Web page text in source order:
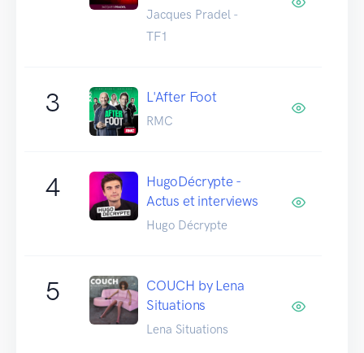
Jacques Pradel -
TF1
3 L'After Foot
RMC
4
HugoDécrypte -
Actus et interviews
Hugo Décrypte
5
COUCH by Lena
Situations
Lena Situations